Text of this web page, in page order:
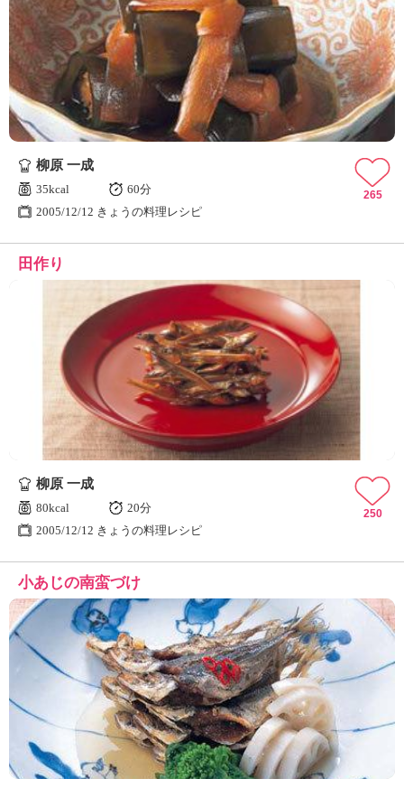
柳原 一成
35kcal
60分
2005/12/12 きょうの料理レシピ
265
田作り
柳原 一成
80kcal
20分
2005/12/12 きょうの料理レシピ
250
小あじの南蛮づけ